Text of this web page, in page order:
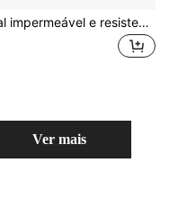
Avental impermeável e resistente a óleo, com bolso, unissex, ideal para cafés, restaurantes e uso geral.
Ver mais